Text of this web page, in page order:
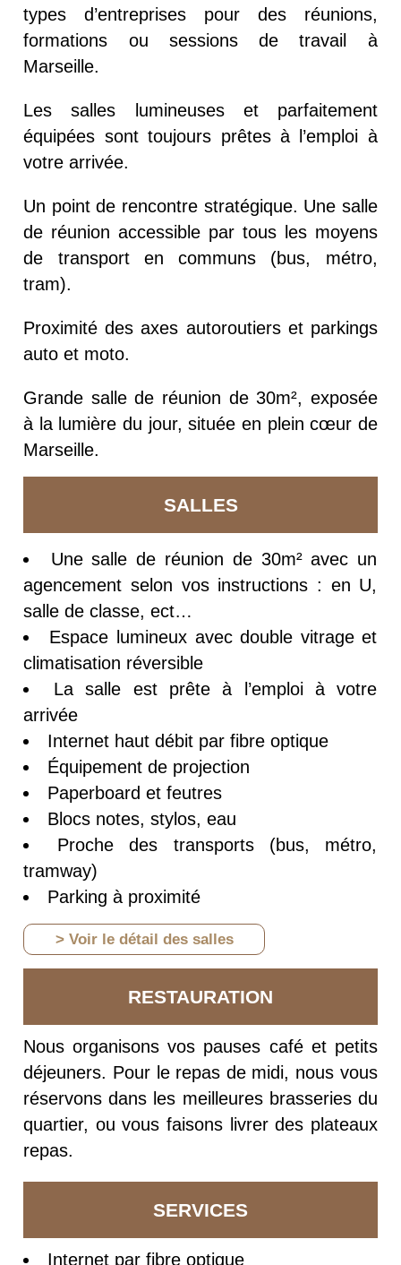
types d’entreprises pour des réunions,
formations ou sessions de travail à
Marseille.
Les salles lumineuses et parfaitement
équipées sont toujours prêtes à l’emploi à
votre arrivée.
Un point de rencontre stratégique. Une salle
de réunion accessible par tous les moyens
de transport en communs (bus, métro,
tram).
Proximité des axes autoroutiers et parkings
auto et moto.
Grande salle de réunion de 30m², exposée
à la lumière du jour, située en plein cœur de
Marseille.
SALLES
Une salle de réunion de 30m² avec un
agencement selon vos instructions : en U,
salle de classe, ect…
Espace lumineux avec double vitrage et
climatisation réversible
La salle est prête à l’emploi à votre
arrivée
Internet haut débit par fibre optique
Équipement de projection
Paperboard et feutres
Blocs notes, stylos, eau
Proche des transports (bus, métro,
tramway)
Parking à proximité
> Voir le détail des salles
RESTAURATION
Nous organisons vos pauses café et petits
déjeuners. Pour le repas de midi, nous vous
réservons dans les meilleures brasseries du
quartier, ou vous faisons livrer des plateaux
repas.
SERVICES
Internet par fibre optique